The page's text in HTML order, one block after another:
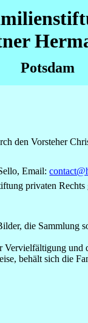
Potsdam
den Vorsteher
Email:
privaten
die Sammlung
behält sich die